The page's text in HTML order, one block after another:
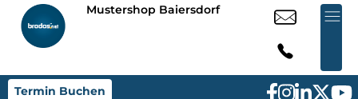
Mustershop Baiersdorf
Termin Buchen